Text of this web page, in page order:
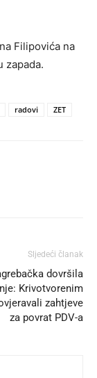
Filipovića na
zapada.
radovi ZET
Sljedeći članak
dovršila
Krivotvorenim
zahtjeve
za povrat PDV-a